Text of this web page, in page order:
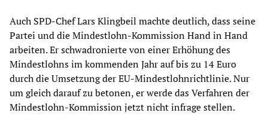
Auch SPD-Chef Lars Klingbeil machte deutlich, dass seine
Partei und die Mindestlohn-Kommission Hand in Hand
arbeiten. Er schwadronierte von einer Erhöhung des
Mindestlohns im kommenden Jahr auf bis zu 14 Euro
durch die Umsetzung der EU-Mindestlohnrichtlinie. Nur
um gleich darauf zu betonen, er werde das Verfahren der
Mindestlohn-Kommission jetzt nicht infrage stellen.